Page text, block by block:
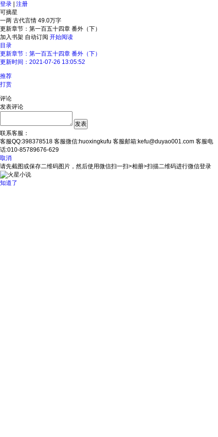
登录
注册
可摘星
一两 古代言情 49.0万字
更新章节：第一百五十四章 番外（下）
加入书架 自动订阅 开始阅读
目录
更新章节：第一百五十四章 番外（下）
更新时间：2021-07-26 13:05:52
推荐
打赏
评论
发表评论
联系客服：
客服QQ:398378518 客服微信:huoxingkufu 客服邮箱:kefu@duyao001.com 客服电
话:010-85789676-629
取消
请先截图或保存二维码图片，然后使用微信扫一扫>相册>扫描二维码进行微信登录
知道了